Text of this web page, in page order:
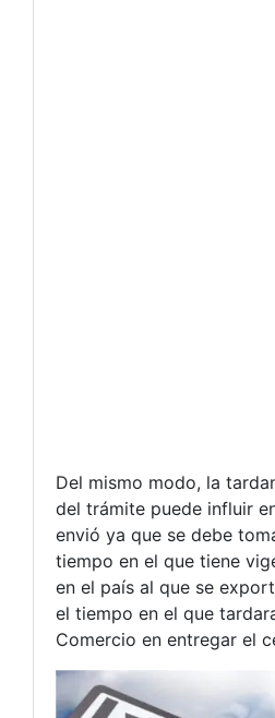
Del mismo modo, la
del trámite puede influir
envió ya que se debe
tiempo en el que tiene
en el país al que se
el tiempo en el que
Comercio en entregar el